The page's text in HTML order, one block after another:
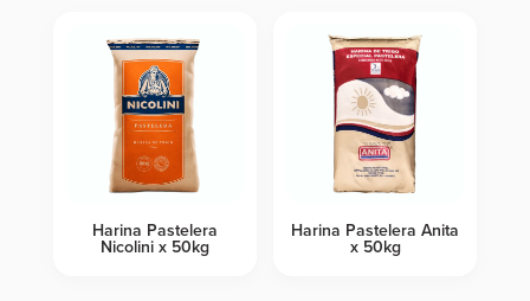
Harina Pastelera
Nicolini x 50kg
Harina Pastelera Anita
x 50kg